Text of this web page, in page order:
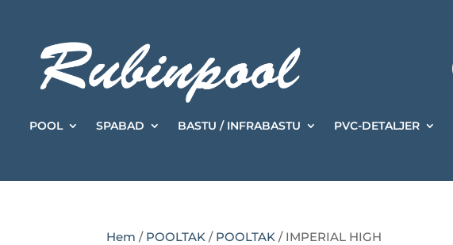
POOL SPABAD BASTU / INFRABASTU PVC-DETALJER
Hem / POOLTAK / POOLTAK / IMPERIAL HIGH